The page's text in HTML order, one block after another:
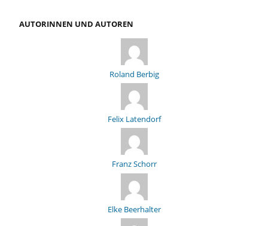
AUTORINNEN UND AUTOREN
Roland Berbig
Felix Latendorf
Franz Schorr
Elke Beerhalter